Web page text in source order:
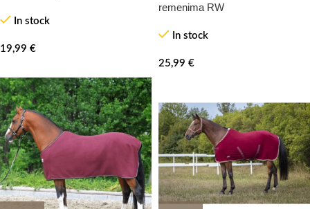
In stock
19,99 €
remenima RW
In stock
25,99 €